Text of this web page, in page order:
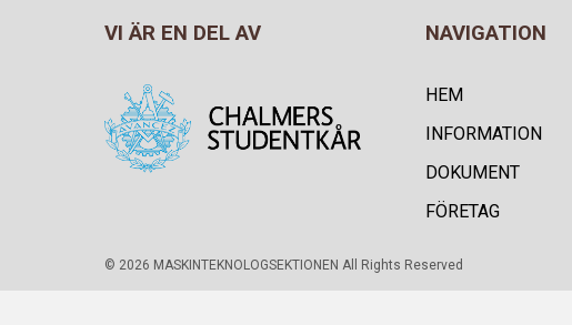
VI ÄR EN DEL AV NAVIGATION
HEM
INFORMATION
DOKUMENT
FÖRETAG
© 2026 MASKINTEKNOLOGSEKTIONEN All Rights Reserved